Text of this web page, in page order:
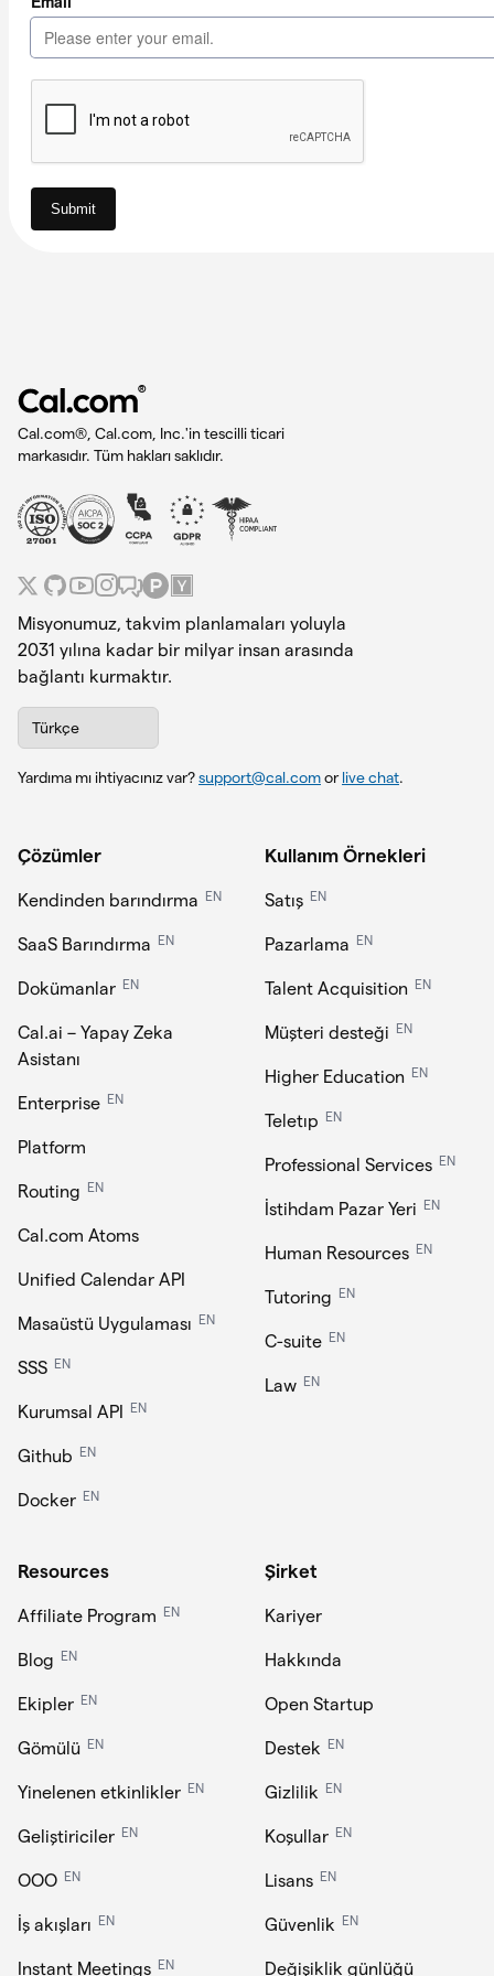
®
Cal.com®, Cal.com, Inc.'in tescilli ticari
markasıdır. Tüm hakları saklıdır.
Misyonumuz, takvim planlamaları yoluyla
2031 yılına kadar bir milyar insan arasında
bağlantı kurmaktır.
Türkçe
Yardıma mı ihtiyacınız var?support@cal.comor live chat.
Çözümler
Kendinden barındırma EN
SaaS Barındırma EN
Dokümanlar EN
Cal.ai – Yapay Zeka
Asistanı
Enterprise EN
Platform
Routing EN
Cal.com Atoms
Unified Calendar API
Masaüstü Uygulaması EN
SSS EN
Kurumsal API EN
Github EN
Docker EN
Kullanım Örnekleri
Satış EN
Pazarlama EN
Talent Acquisition EN
Müşteri desteği EN
Higher Education EN
Teletıp EN
Professional Services EN
İstihdam Pazar Yeri EN
Human Resources EN
Tutoring EN
C-suite EN
Law EN
Resources
Affiliate Program EN
Blog EN
Ekipler EN
Gömülü EN
Yinelenen etkinlikler EN
Geliştiriciler EN
OOO EN
İş akışları EN
Instant Meetings EN
Şirket
Kariyer
Hakkında
Open Startup
Destek EN
Gizlilik EN
Koşullar EN
Lisans EN
Güvenlik EN
Değişiklik günlüğü